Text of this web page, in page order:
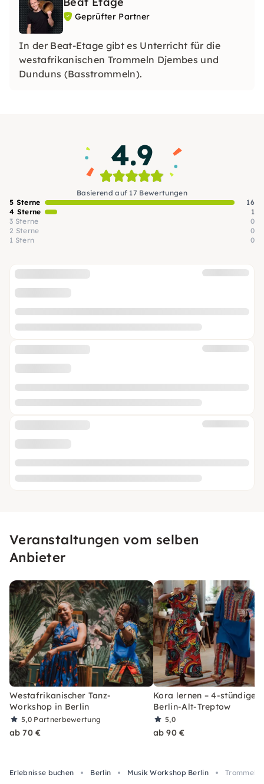
Geprüfter Partner
In der Beat-Etage gibt es Unterricht für die
westafrikanischen Trommeln Djembes und
Dunduns (Basstrommeln).
4.9
Basierend auf 17 Bewertungen
5 Sterne
16
4 Sterne
1
3 Sterne
0
2 Sterne
0
1 Stern
0
Veranstaltungen vom selben
Anbieter
Westafrikanischer Tanz-
Workshop in Berlin
5,0 Partnerbewertung
ab 70 €
Kora lernen – 4-stündiger
Berlin-Alt-Treptow
5,0
ab 90 €
Erlebnisse buchen Berlin Musik Workshop Berlin